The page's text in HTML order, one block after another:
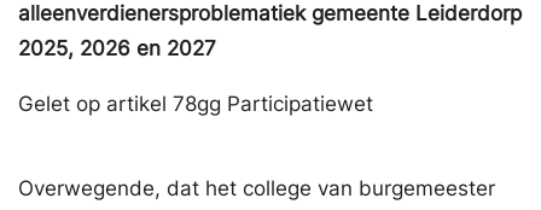
alleenverdienersproblematiek gemeente Leiderdorp
2025, 2026 en 2027
Gelet op artikel 78gg Participatiewet
Overwegende, dat het college van burgemeester